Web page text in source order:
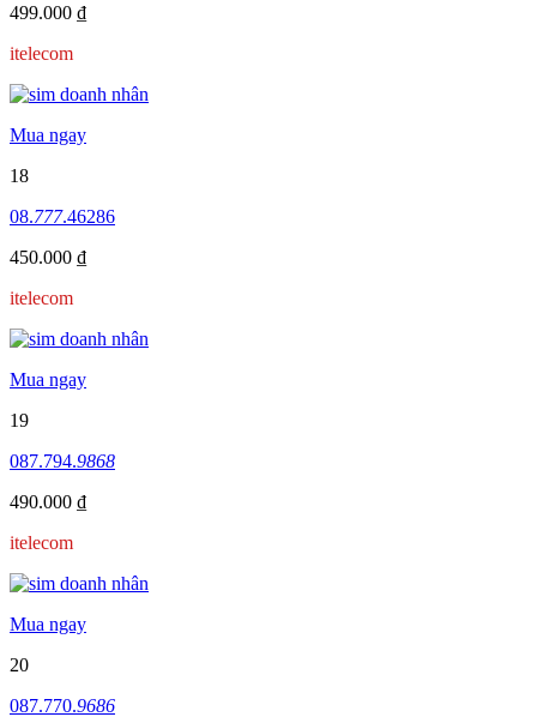
499.000 ₫
itelecom
Mua ngay
18
08.777.46286
450.000 ₫
itelecom
Mua ngay
19
087.794.9868
490.000 ₫
itelecom
Mua ngay
20
087.770.9686